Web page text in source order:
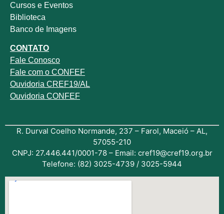
Cursos e Eventos
Biblioteca
Banco de Imagens
CONTATO
Fale Conosco
Fale com o CONFEF
Ouvidoria CREF19/AL
Ouvidoria CONFEF
R. Durval Coelho Normande, 237 – Farol, Maceió – AL,
57055-210
CNPJ: 27.446.441/0001-78 – Email: cref19@cref19.org.br
Telefone: (82) 3025-4739 / 3025-5944